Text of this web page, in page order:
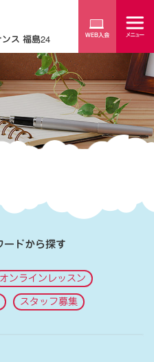
ス 福島24
ードから探す
オンラインレッスン
スタッフ募集